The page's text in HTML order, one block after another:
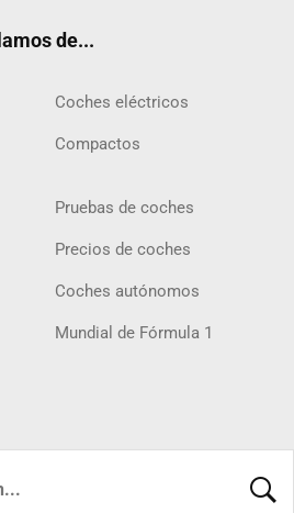
de...
Coches eléctricos
Compactos
Pruebas de coches
Precios de coches
Coches autónomos
Mundial de Fórmula 1